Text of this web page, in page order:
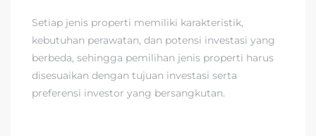
Setiap jenis properti memiliki karakteristik,
kebutuhan perawatan, dan potensi investasi yang
berbeda, sehingga pemilihan jenis properti harus
disesuaikan dengan tujuan investasi serta
preferensi investor yang bersangkutan.